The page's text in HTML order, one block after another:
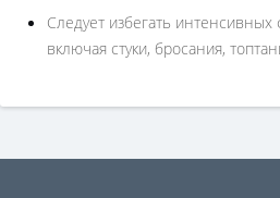
Следует избегать интенсивных
включая стуки, бросания,